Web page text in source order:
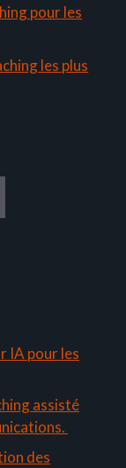
pour les
les plus
IA pour les
assisté
des